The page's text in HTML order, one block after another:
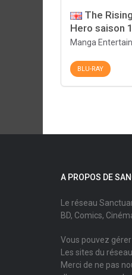
The
Hero saison
Manga
BLU-RAY
A PROPOS DE
Le réseau
BD, Comics,
Vous pouvez
Les sites du
Merci de ne pas